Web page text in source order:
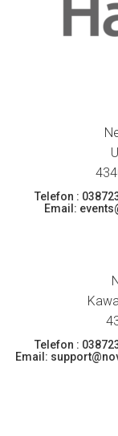
Telefon :
Email:
Telefon :
Email: